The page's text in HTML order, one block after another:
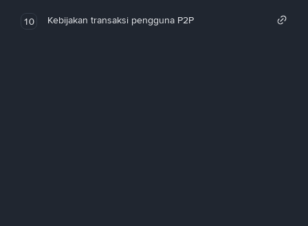
10 Kebijakan transaksi pengguna P2P